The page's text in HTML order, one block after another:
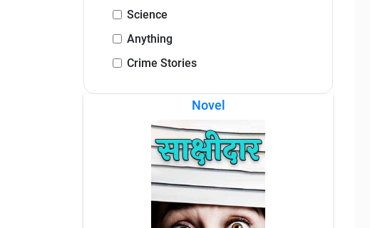
Science
Anything
Crime Stories
Novel